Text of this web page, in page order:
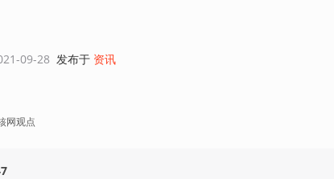
09-28 发布于 资讯
网观点